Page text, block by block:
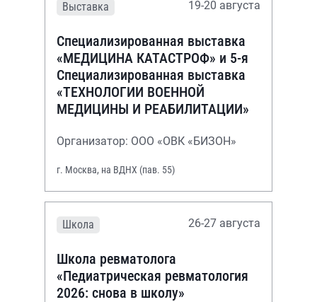
Выставка 19-20 августа
Специализированная выставка
«МЕДИЦИНА КАТАСТРОФ» и 5-я
Специализированная выставка
«ТЕХНОЛОГИИ ВОЕННОЙ
МЕДИЦИНЫ И РЕАБИЛИТАЦИИ»
Организатор: ООО «ОВК «БИЗОН»
г. Москва, на ВДНХ (пав. 55)
Школа 26-27 августа
Школа ревматолога
«Педиатрическая ревматология
2026: снова в школу»